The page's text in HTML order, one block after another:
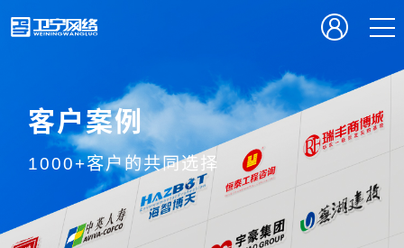
客户案例
1000+客户的共同选择